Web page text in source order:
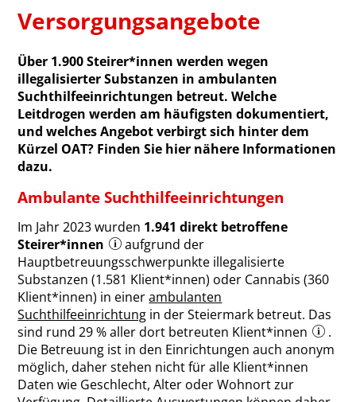
Versorgungsangebote
Über 1.900 Steirer*innen werden wegen
illegalisierter Substanzen in ambulanten
Suchthilfeeinrichtungen betreut. Welche
Leitdrogen werden am häufigsten dokumentiert,
und welches Angebot verbirgt sich hinter dem
Kürzel OAT? Finden Sie hier nähere Informationen
dazu.
Ambulante Suchthilfeeinrichtungen
Im Jahr 2023 wurden 1.941 direkt betroffene
Steirer*innen
aufgrund der
Hauptbetreuungsschwerpunkte illegalisierte
Substanzen (1.581 Klient*innen) oder Cannabis (360
Klient*innen) in einerambulanten
Suchthilfeeinrichtung in der Steiermark betreut. Das
sind rund 29 % aller dort betreuten Klient*innen
.
Die Betreuung ist in den Einrichtungen auch anonym
möglich, daher stehen nicht für alle Klient*innen
Daten wie Geschlecht, Alter oder Wohnort zur